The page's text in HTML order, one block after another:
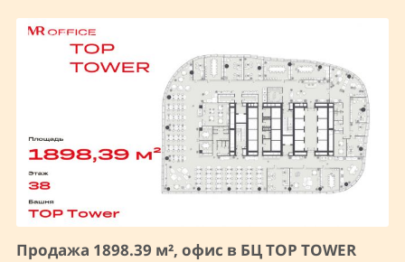
Продажа 1898.39 м², офис в БЦ TOP TOWER